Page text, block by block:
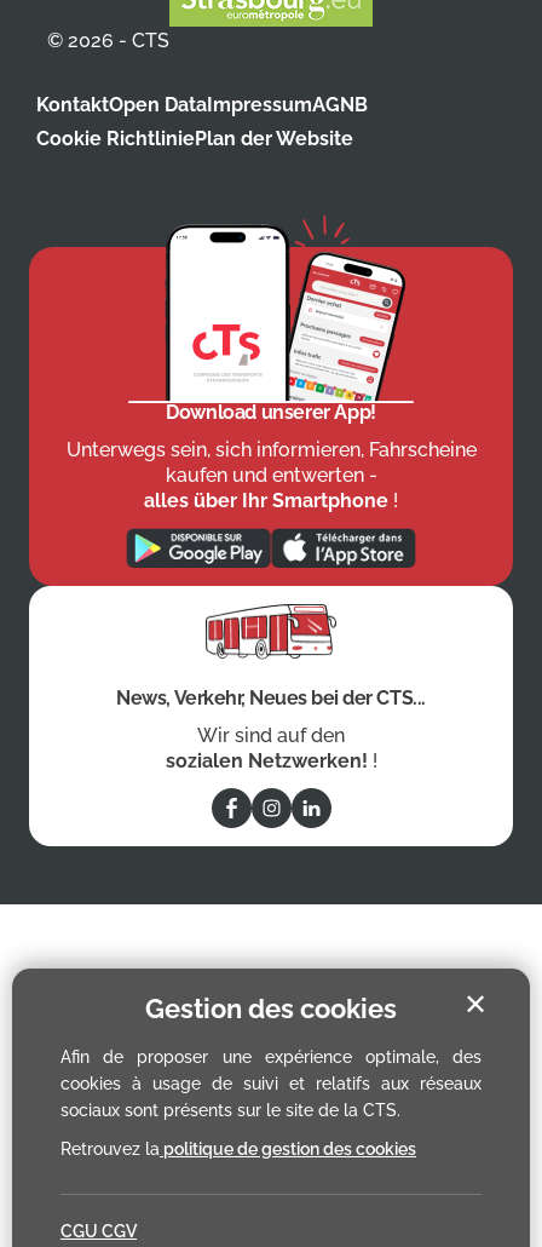
Gestion des cookies
Afin de proposer une expérience optimale, des
cookies à usage de suivi et relatifs aux réseaux
sociaux sont présents sur le site de la CTS.
Retrouvez la politique de gestion des cookies
✕
CGU CGV
© 2026 - CTS
KontaktOpen DataImpressumAGNB
Cookie RichtliniePlan der Website
Download unserer App!
Unterwegs sein, sich informieren, Fahrscheine
kaufen und entwerten -
alles über Ihr Smartphone !
News, Verkehr, Neues bei der CTS...
Wir sind auf den
sozialen Netzwerken! !